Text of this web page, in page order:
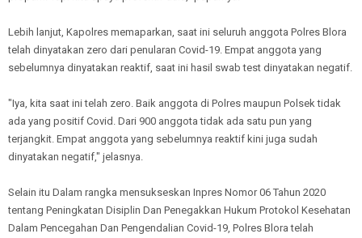
Lebih lanjut, Kapolres memaparkan, saat ini seluruh anggota Polres Blora
telah dinyatakan zero dari penularan Covid-19. Empat anggota yang
sebelumnya dinyatakan reaktif, saat ini hasil swab test dinyatakan negatif.
"Iya, kita saat ini telah zero. Baik anggota di Polres maupun Polsek tidak
ada yang positif Covid. Dari 900 anggota tidak ada satu pun yang
terjangkit. Empat anggota yang sebelumnya reaktif kini juga sudah
dinyatakan negatif," jelasnya.
Selain itu Dalam rangka mensukseskan Inpres Nomor 06 Tahun 2020
tentang Peningkatan Disiplin Dan Penegakkan Hukum Protokol Kesehatan
Dalam Pencegahan Dan Pengendalian Covid-19, Polres Blora telah